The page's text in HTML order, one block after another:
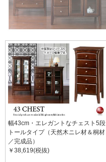
幅43cm・エレガントなチェスト5段
トールタイプ（天然木ニレ材＆桐材
／完成品）
￥38,619(税抜)